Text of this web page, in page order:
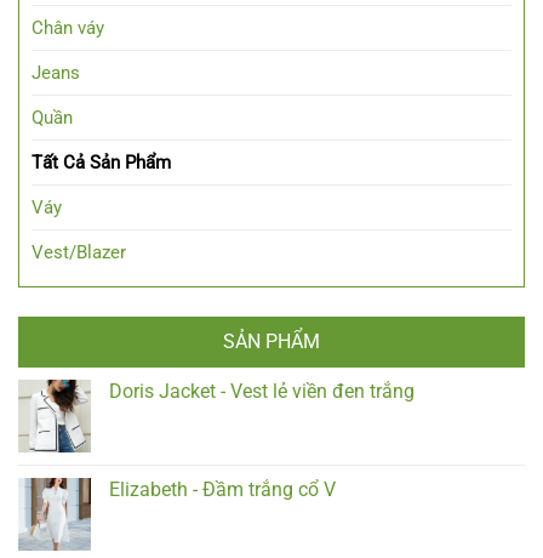
Chân váy
Jeans
Quần
Tất Cả Sản Phẩm
Váy
Vest/Blazer
SẢN PHẨM
Doris Jacket - Vest lẻ viền đen trắng
Elizabeth - Đầm trắng cổ V